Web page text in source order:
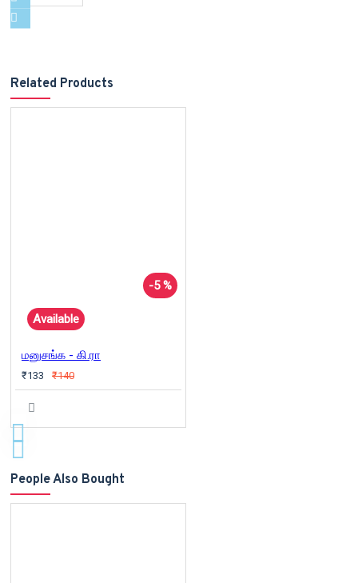
Related Products
-5 %
Available
மனுசங்க - கி.ரா
₹133 ₹140
People Also Bought